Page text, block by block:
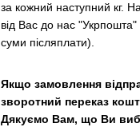
за кожний наступний кг.
від Вас до нас "Укрпошта"
суми післяплати).
Якщо замовлення
зворотний переказ
Дякуємо Вам, що Ви